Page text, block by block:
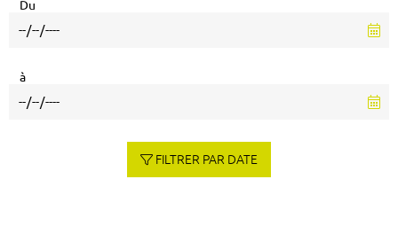
Du
à
FILTRER PAR DATE